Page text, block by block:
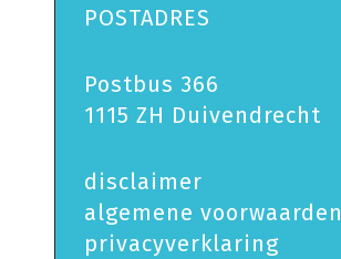
POSTADRES
Postbus 366
1115 ZH Duivendrecht
disclaimer
algemene voorwaarden
privacy­verklaring